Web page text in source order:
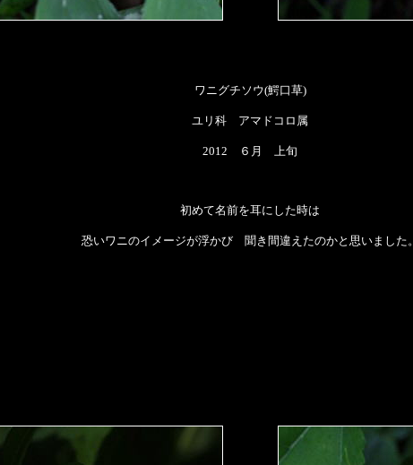
ワニグチソウ(鰐口草)
ユリ科 アマドコロ属
2012 ６月 上旬
初めて名前を耳にした時は
恐いワニのイメージが浮かび 聞き間違えたのかと思いました。